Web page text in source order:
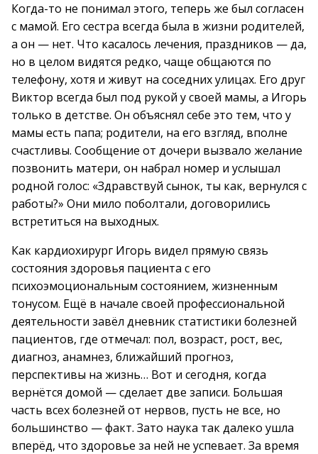
Когда-то не понимал этого, теперь же был согласен
с мамой. Его сестра всегда была в жизни родителей,
а он — нет. Что касалось лечения, праздников — да,
но в целом видятся редко, чаще общаются по
телефону, хотя и живут на соседних улицах. Его друг
Виктор всегда был под рукой у своей мамы, а Игорь
только в детстве. Он объяснял себе это тем, что у
мамы есть папа; родители, на его взгляд, вполне
счастливы. Сообщение от дочери вызвало желание
позвонить матери, он набрал номер и услышал
родной голос: «Здравствуй сынок, ты как, вернулся с
работы?» Они мило поболтали, договорились
встретиться на выходных.
Как кардиохирург Игорь видел прямую связь
состояния здоровья пациента с его
психоэмоциональным состоянием, жизненным
тонусом. Ещё в начале своей профессиональной
деятельности завёл дневник статистики болезней
пациентов, где отмечал: пол, возраст, рост, вес,
диагноз, анамнез, ближайший прогноз,
перспективы на жизнь… Вот и сегодня, когда
вернётся домой — сделает две записи. Большая
часть всех болезней от нервов, пусть не все, но
большинство — факт. Зато наука так далеко ушла
вперёд, что здоровье за ней не успевает. За время